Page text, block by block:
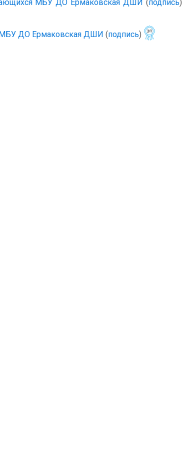
МБУ ДО Ермаковская ДШИ (подпись)
МБУ ДО Ермаковская ДШИ (подпись)